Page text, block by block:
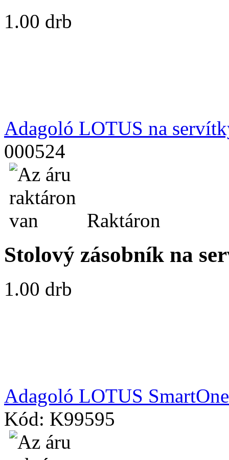
1.00 drb
Adagoló LOTUS na
000524
Raktáron
Stolový zásobník na
1.00 drb
Adagoló LOTUS
Kód: K99595